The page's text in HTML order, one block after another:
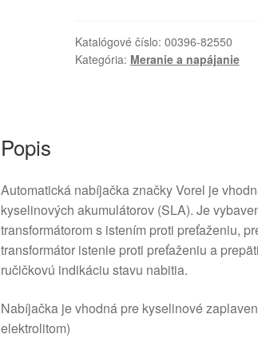
12V
Katalógové číslo: 00396-82550
Kategória: Meranie a napájanie
Popis
Automatická nabíjačka značky Vorel je
kyselinových akumulátorov (SLA). Je
transformátorom s istením proti preťaženiu,
transformátor istenie proti preťaženiu a
ručičkovú indikáciu stavu nabitia.
Nabíjačka je vhodná pre kyselinové
elektrolitom)